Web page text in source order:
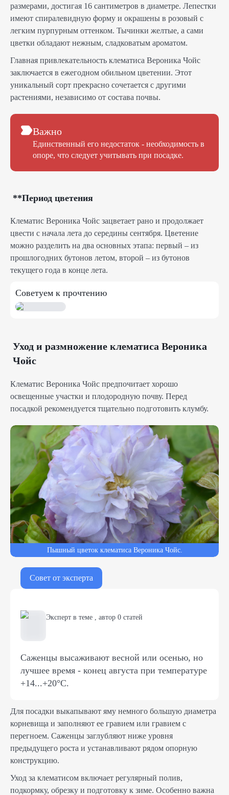
размерами, достигая 16 сантиметров в диаметре. Лепестки
имеют спиралевидную форму и окрашены в розовый с
легким пурпурным оттенком. Тычинки желтые, а сами
цветки обладают нежным, сладковатым ароматом.
Главная привлекательность клематиса Вероника Чойс
заключается в ежегодном обильном цветении. Этот
уникальный сорт прекрасно сочетается с другими
растениями, независимо от состава почвы.
Важно
Единственный его недостаток - необходимость в
опоре, что следует учитывать при посадке.
**Период цветения
Клематис Вероника Чойс зацветает рано и продолжает
цвести с начала лета до середины сентября. Цветение
можно разделить на два основных этапа: первый – из
прошлогодних бутонов летом, второй – из бутонов
текущего года в конце лета.
Советуем к прочтению
Уход и размножение клематиса Вероника
Чойс
Клематис Вероника Чойс предпочитает хорошо
освещенные участки и плодородную почву. Перед
посадкой рекомендуется тщательно подготовить клумбу.
Пышный цветок клематиса Вероника Чойс.
Совет от эксперта
Эксперт в теме автор 0 статей
Саженцы высаживают весной или осенью, но
лучшее время - конец августа при температуре
+14...+20°C.
Для посадки выкапывают яму немного большую диаметра
корневища и заполняют ее гравием или гравием с
перегноем. Саженцы заглубляют ниже уровня
предыдущего роста и устанавливают рядом опорную
конструкцию.
Уход за клематисом включает регулярный полив,
подкормку, обрезку и подготовку к зиме. Особенно важна